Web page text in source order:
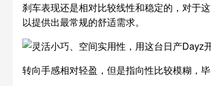
刹车表现还是相对比较线性和稳定的，对于
以提供出最常规的舒适需求。
转向手感相对轻盈，但是指向性比较模糊，